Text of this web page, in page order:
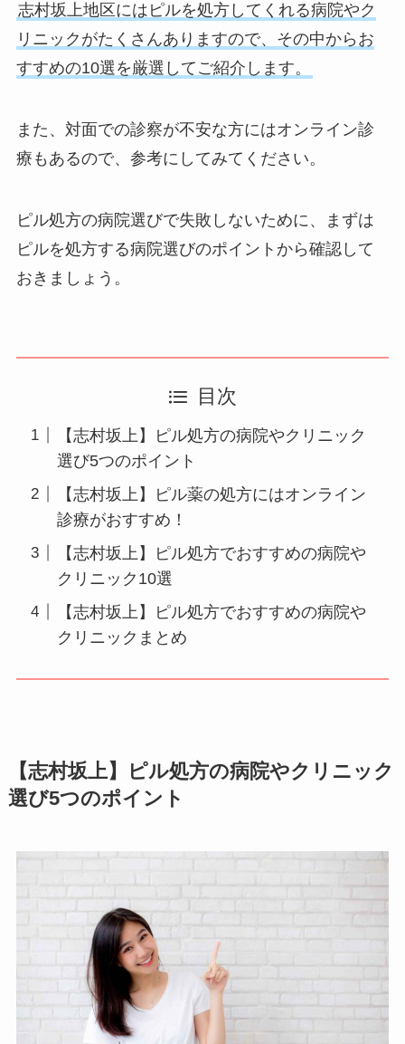
志村坂上地区にはピルを処方してくれる病院やク
リニックがたくさんありますので、その中からお
すすめの10選を厳選してご紹介します。
また、対面での診察が不安な方にはオンライン診
療もあるので、参考にしてみてください。
ピル処方の病院選びで失敗しないために、まずは
ピルを処方する病院選びのポイントから確認して
おきましょう。
目次
【志村坂上】ピル処方の病院やクリニック
選び5つのポイント
【志村坂上】ピル薬の処方にはオンライン
診療がおすすめ！
【志村坂上】ピル処方でおすすめの病院や
クリニック10選
【志村坂上】ピル処方でおすすめの病院や
クリニックまとめ
【志村坂上】ピル処方の病院やクリニック
選び5つのポイント